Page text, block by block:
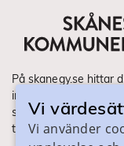
På skanegy.se hittar
information om ditt
som finns och hur
tillhandahålls av
Vi
Vi använder